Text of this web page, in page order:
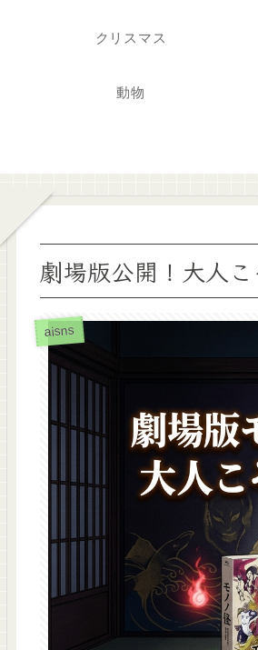
クリスマス
動物
劇場版公開！大人
aisns